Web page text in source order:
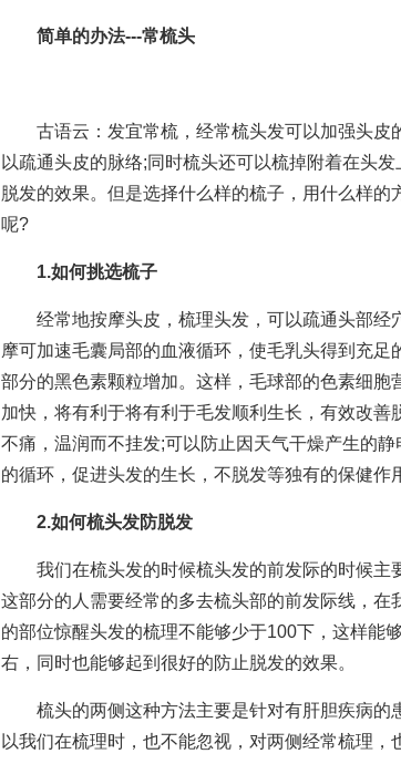
简单的办法---常梳头
古语云：发宜常梳，经常梳头发可以加强头皮
以疏通头皮的脉络;同时梳头还可以梳掉附着在头
脱发的效果。但是选择什么样的梳子，用什么样的
呢?
1.如何挑选梳子
经常地按摩头皮，梳理头发，可以疏通头部经
摩可加速毛囊局部的血液循环，使毛乳头得到充
部分的黑色素颗粒增加。这样，毛球部的色素细胞
加快，将有利于将有利于毛发顺利生长，有效改
不痛，温润而不挂发;可以防止因天气干燥产生的
的循环，促进头发的生长，不脱发等独有的保健作
2.如何梳头发防脱发
我们在梳头发的时候梳头发的前发际的时候主
这部分的人需要经常的多去梳头部的前发际线，在
的部位惊醒头发的梳理不能够少于100下，这样能
右，同时也能够起到很好的防止脱发的效果。
梳头的两侧这种方法主要是针对有肝胆疾病的
以我们在梳理时，也不能忽视，对两侧经常梳理，